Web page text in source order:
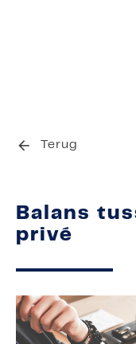
Terug
Balans
privé